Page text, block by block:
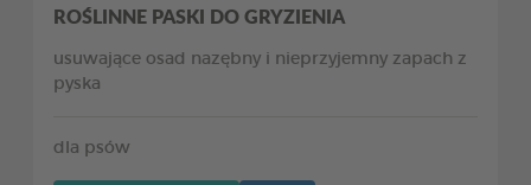
ROŚLINNE PASKI DO GRYZIENIA
usuwające osad nazębny i nieprzyjemny zapach z
pyska
dla psów